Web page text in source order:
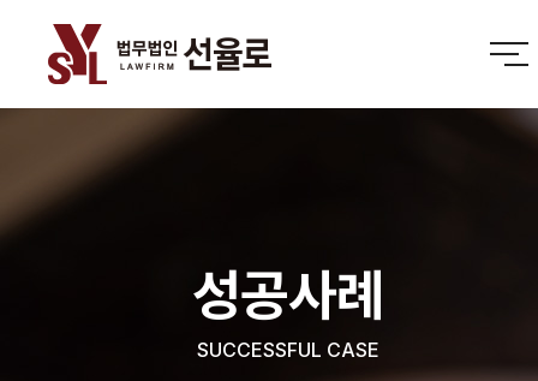
성공사례
SUCCESSFUL CASE